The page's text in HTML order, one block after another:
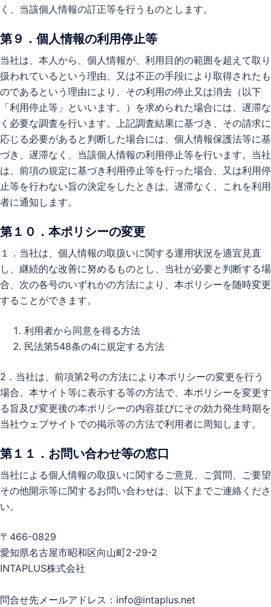
く、当該個人情報の訂正等を行うものとします。
第９．個人情報の利用停止等
当社は、本人から、個人情報が、利用目的の範囲を超えて取り
扱われているという理由、又は不正の手段により取得されたも
のであるという理由により、その利用の停止又は消去（以下
「利用停止等」といいます。）を求められた場合には、遅滞な
く必要な調査を行います。上記調査結果に基づき、その請求に
応じる必要があると判断した場合には、個人情報保護法等に基
づき、遅滞なく、当該個人情報の利用停止等を行います。当社
は、前項の規定に基づき利用停止等を行った場合、又は利用停
止等を行わない旨の決定をしたときは、遅滞なく、これを利用
者に通知します。
第１０．本ポリシーの変更
１．当社は、個人情報の取扱いに関する運用状況を適宜見直
し、継続的な改善に努めるものとし、当社が必要と判断する場
合、次の各号のいずれかの方法により、本ポリシーを随時変更
することができます。
利用者から同意を得る方法
民法第548条の4に規定する方法
2．当社は、前項第2号の方法により本ポリシーの変更を行う
場合、本サイト等に表示する等の方法で、本ポリシーを変更す
る旨及び変更後の本ポリシーの内容並びにその効力発生時期を
当社ウェブサイトでの掲示等の方法で利用者に周知します。
第１１．お問い合わせ等の窓口
当社による個人情報の取扱いに関するご意見、ご質問、ご要望
その他開示等に関するお問い合わせは、以下までご連絡くださ
い。
〒466-0829
愛知県名古屋市昭和区向山町2-29-2
INTAPLUS株式会社
問合せ先メールアドレス：info@intaplus.net